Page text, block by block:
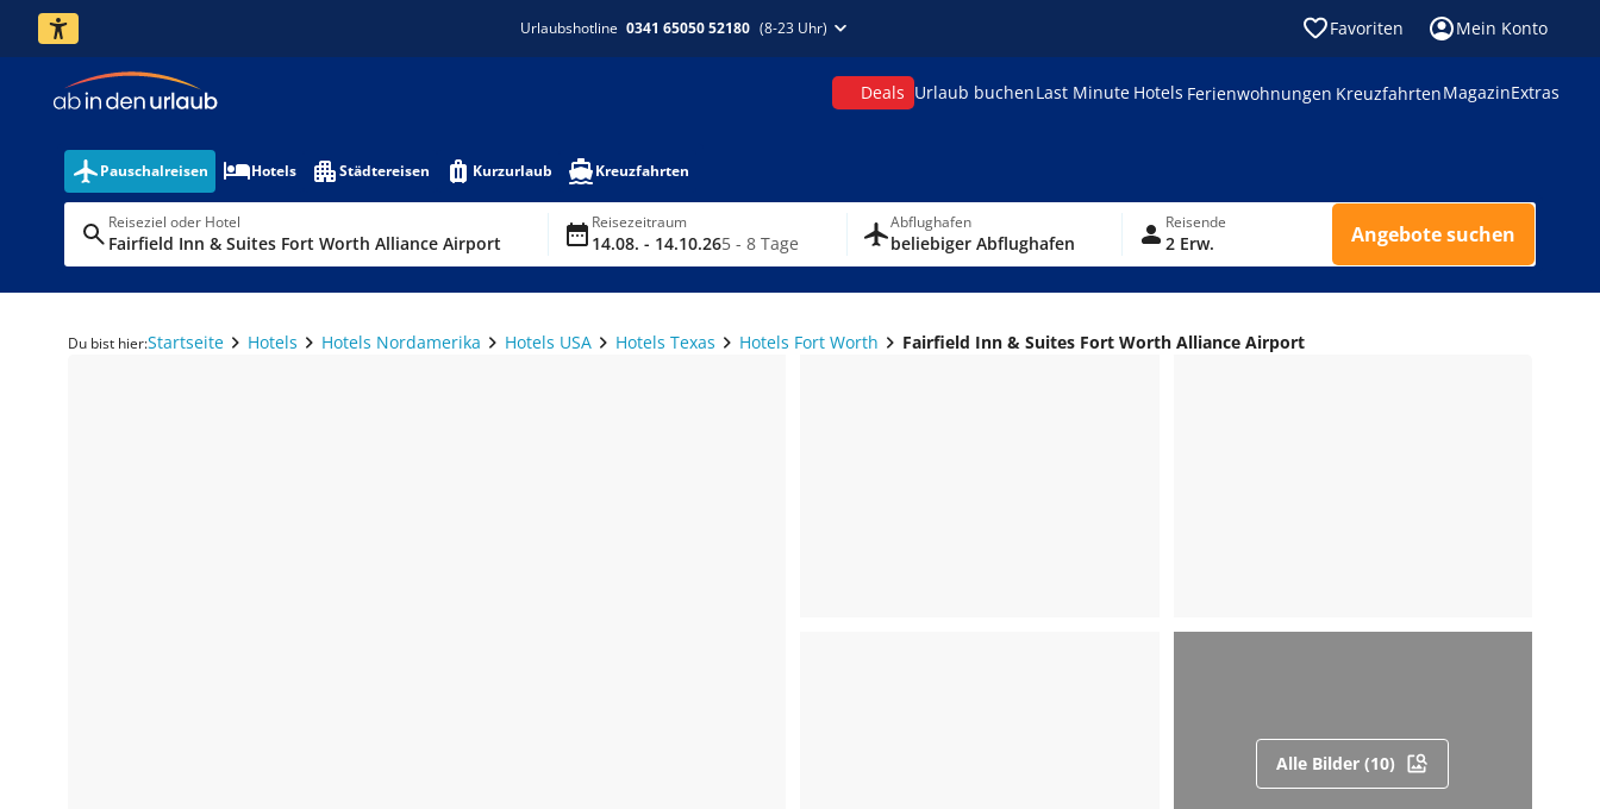
Urlaubshotline 0341 65050 52180 (8-23 Uhr) Favoriten Mein Konto
Deals Urlaub buchenLast Minute Hotels Ferienwohnungen KreuzfahrtenMagazinExtras
Pauschalreisen Hotels Städtereisen Kurzurlaub Kreuzfahrten
Reiseziel oder Hotel
Fairfield Inn & Suites Fort Worth Alliance Airport
Reisezeitraum
14.08. - 14.10.265 - 8 Tage
Abflughafen
beliebiger Abflughafen
Reisende
2 Erw. Angebote suchen
Du bist hier:Startseite Hotels Hotels Nordamerika Hotels USA Hotels Texas Hotels Fort Worth Fairfield Inn & Suites Fort Worth Alliance Airport
Alle Bilder (10)